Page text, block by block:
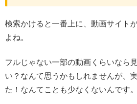
検索かけると一番上に、動画サイト
よね。
フルじゃない一部の動画くらいなら
い？なんて思うかもしれませんが、
た！なんてことも少なくないんです。